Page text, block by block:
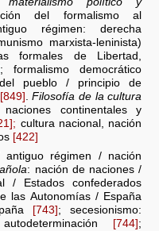
del formalismo al
régimen: derecha
marxista-leninista)
formales de Libertad,
; formalismo democrático
pueblo / principio de
[849] .Filosofía de la cultura
continentales y
cultura nacional, nación
[422]
antiguo régimen / nación
: nación de naciones /
/ Estados confederados
las Autonomías / España
[743]; secesionismo:
[744];